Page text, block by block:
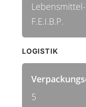
F.E.I.B.P.
LOGISTIK
5